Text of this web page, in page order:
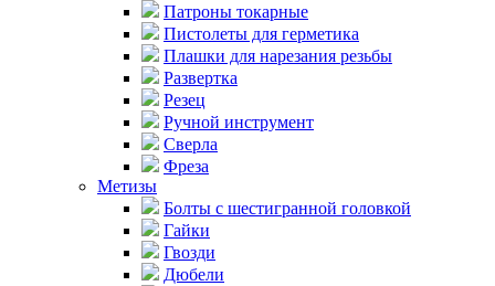
Патроны токарные
Пистолеты для герметика
Плашки для нарезания резьбы
Развертка
Резец
Ручной инструмент
Сверла
Фреза
Метизы
Болты с шестигранной головкой
Гайки
Гвозди
Дюбели